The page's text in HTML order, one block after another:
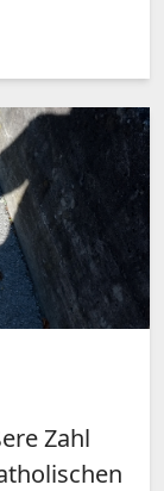
Zahl